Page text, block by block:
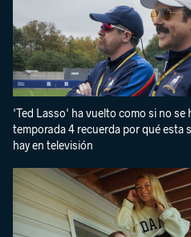
'Ted Lasso' ha vuelto como si no se
temporada 4 recuerda por qué esta
hay en televisión